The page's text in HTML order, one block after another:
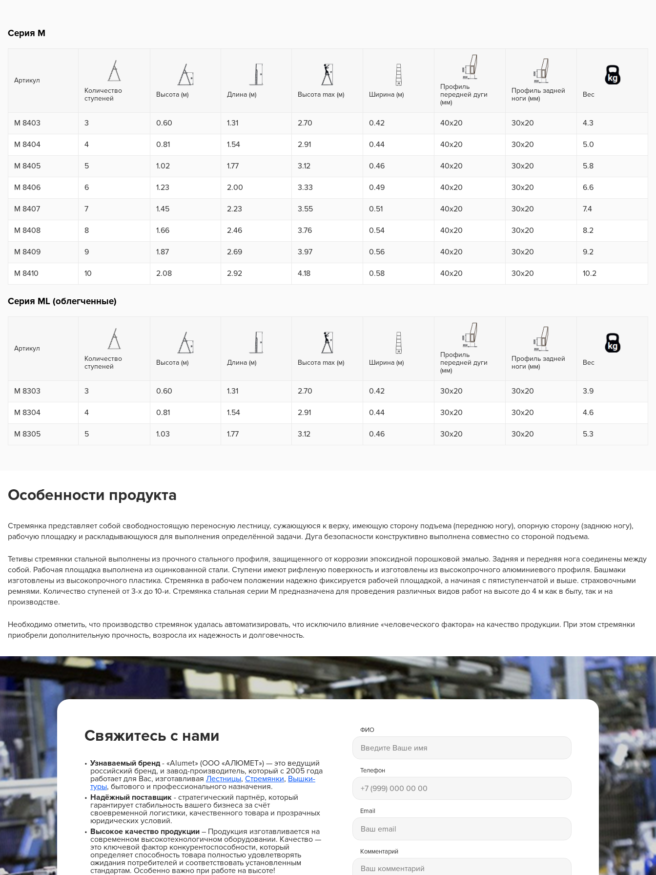
Серия M
Артикул
Количество
ступеней
Высота (м) Длина (м) Высота max (м) Ширина (м)
Профиль
передней дуги
(мм)
Профиль задней
ноги (мм)
Вес
M 8403 3 0.60 1.31 2.70 0.42 40x20 30x20 4.3
M 8404 4 0.81 1.54 2.91 0.44 40x20 30x20 5.0
M 8405 5 1.02 1.77 3.12 0.46 40x20 30x20 5.8
M 8406 6 1.23 2.00 3.33 0.49 40x20 30x20 6.6
M 8407 7 1.45 2.23 3.55 0.51 40x20 30x20 7.4
M 8408 8 1.66 2.46 3.76 0.54 40x20 30x20 8.2
M 8409 9 1.87 2.69 3.97 0.56 40x20 30x20 9.2
M 8410 10 2.08 2.92 4.18 0.58 40x20 30x20 10.2
Серия ML (облегченные)
Артикул
Количество
ступеней
Высота (м) Длина (м) Высота max (м) Ширина (м)
Профиль
передней дуги
(мм)
Профиль задней
ноги (мм)
Вес
M 8303 3 0.60 1.31 2.70 0.42 30x20 30x20 3.9
M 8304 4 0.81 1.54 2.91 0.44 30x20 30x20 4.6
M 8305 5 1.03 1.77 3.12 0.46 30x20 30x20 5.3
Особенности продукта
Стремянка представляет собой свободностоящую переносную лестницу, сужающуюся к верху, имеющую сторону подъема (переднюю ногу), опорную сторону (заднюю ногу),
рабочую площадку и раскладывающуюся для выполнения определённой задачи. Дуга безопасности конструктивно выполнена совместно со стороной подъема.
Тетивы стремянки стальной выполнены из прочного стального профиля, защищенного от коррозии эпоксидной порошковой эмалью. Задняя и передняя нога соединены между
собой. Рабочая площадка выполнена из оцинкованной стали. Ступени имеют рифленую поверхность и изготовлены из высокопрочного алюминиевого профиля. Башмаки
изготовлены из высокопрочного пластика. Стремянка в рабочем положении надежно фиксируется рабочей площадкой, а начиная с пятиступенчатой и выше. страховочными
ремнями. Количество ступеней от 3-х до 10-и. Стремянка стальная серии М предназначена для проведения различных видов работ на высоте до 4 м как в быту, так и на
производстве.
Необходимо отметить, что производство стремянок удалась автоматизировать, что исключило влияние «человеческого фактора» на качество продукции. При этом стремянки
приобрели дополнительную прочность, возросла их надежность и долговечность.
Свяжитесь с нами
Узнаваемый бренд - «Alumet» (ООО «АЛЮМЕТ») — это ведущий
российский бренд, и завод-производитель, который с 2005 года
работает для Вас, изготавливая Лестницы, Стремянки, Вышки-
туры, бытового и профессионального назначения.
Надёжный поставщик - стратегический партнёр, который
гарантирует стабильность вашего бизнеса за счёт
своевременной логистики, качественного товара и прозрачных
юридических условий.
Высокое качество продукции – Продукция изготавливается на
современном высокотехнологичном оборудовании. Качество —
это ключевой фактор конкурентоспособности, который
определяет способность товара полностью удовлетворять
ожидания потребителей и соответствовать установленным
стандартам. Особенно важно при работе на высоте!
ФИО
Телефон
Email
Комментарий